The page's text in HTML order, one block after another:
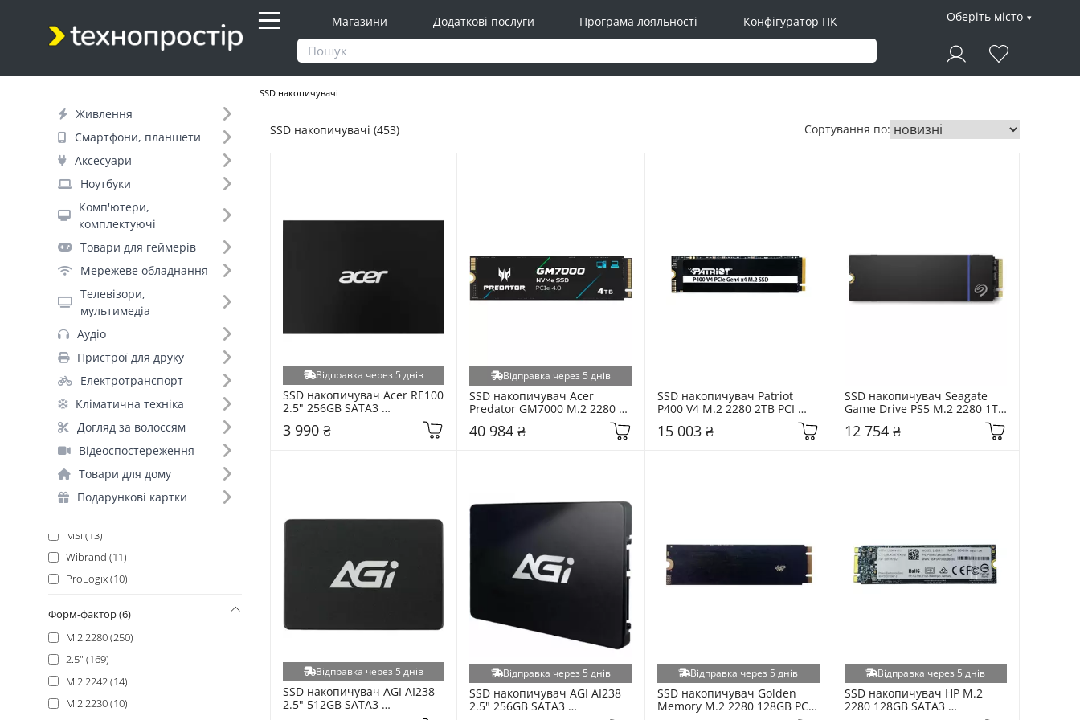
Магазини Додаткові послуги Програма лояльності Конфігуратор ПК Оберіть місто
Живлення
Смартфони, планшети
Аксесуари
Ноутбуки
Комп'ютери,
комплектуючі
Товари для геймерів
Мережеве обладнання
Телевізори,
мультимедіа
Аудіо
Пристрої для друку
Електротранспорт
Кліматична техніка
Догляд за волоссям
Відеоспостереження
Товари для дому
Подарункові картки
SSD накопичувачі
Фільтр
Днів до відправки (8)
Бренд (34)
Transcend (64)
Apacer (45)
Patriot (39)
Western Digital (36)
Kingston (31)
Samsung (26)
ADATA (23)
Goodram (20)
Acer (19)
MSI (13)
Wibrand (11)
ProLogix (10)
Gigabyte (9)
AFOX (8)
AMD (8)
Golden Memory (8)
OCPC (8)
Форм-фактор (6)
M.2 2280 (250)
2.5" (169)
M.2 2242 (14)
M.2 2230 (10)
SSD накопичувачі (453) Сортування по:
Відправка через 5 днів
SSD накопичувач Acer RE100
2.5" 256GB SATA3
3 990 ₴
Відправка через 5 днів
SSD накопичувач Acer
Predator GM7000 M.2 2280
(BL.9BWWR.107)
40 984 ₴
SSD накопичувач Patriot
P400 V4 M.2 2280 2TB PCI
(P400VP2TBM28H)
15 003 ₴
SSD накопичувач Seagate
Game Drive PS5 M.2 2280 1TB
(ZP1000GP300001)
12 754 ₴
Відправка через 5 днів
SSD накопичувач AGI AI238
2.5" 512GB SATA3
Відправка через 5 днів
SSD накопичувач AGI AI238
2.5" 256GB SATA3
Відправка через 5 днів
SSD накопичувач Golden
Memory M.2 2280 128GB PCI
Відправка через 5 днів
SSD накопичувач HP M.2
2280 128GB SATA3